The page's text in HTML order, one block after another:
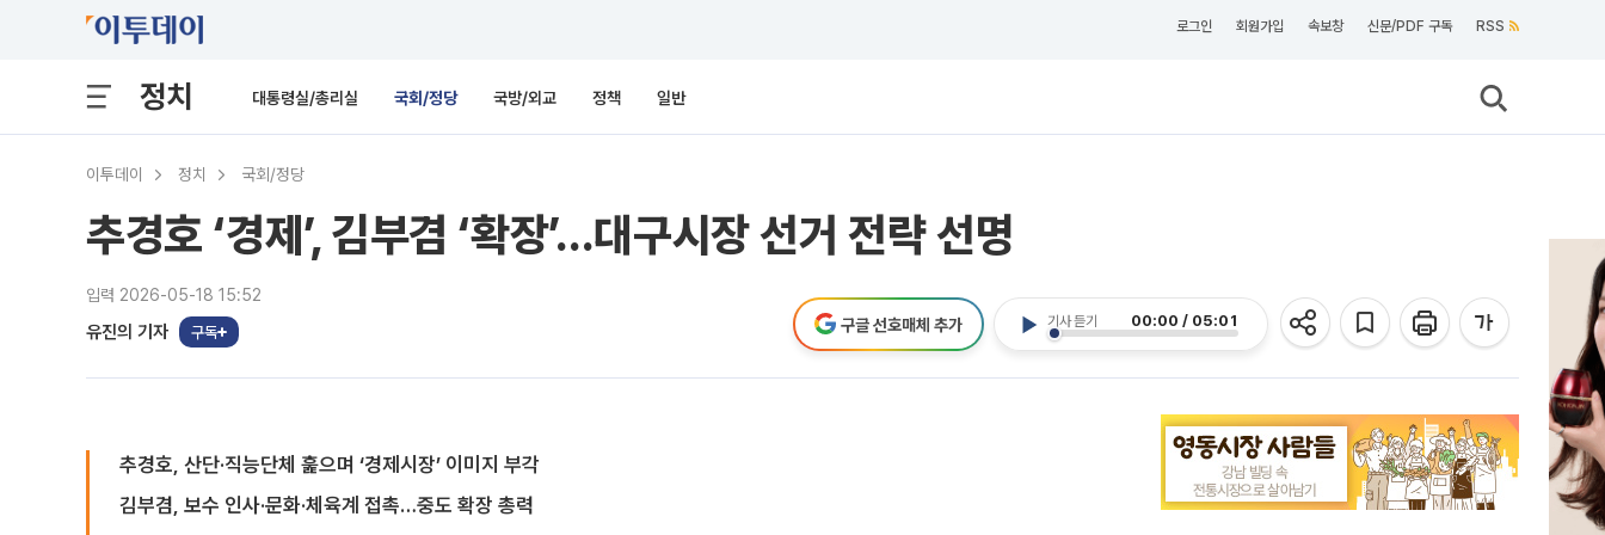
로그인 회원가입 속보창 신문/PDF 구독 RSS
정치 대통령실/총리실 국회/정당 국방/외교 정책 일반
이투데이 정치 국회/정당
추경호 ‘경제’, 김부겸 ‘확장’…대구시장 선거 전략 선명
입력 2026-05-18 15:52
유진의 기자 구독
기사 듣기 00:00 / 05:01
구글 선호매체 추가
추경호, 산단·직능단체 훑으며 ‘경제시장’ 이미지 부각
김부겸, 보수 인사·문화·체육계 접촉…중도 확장 총력